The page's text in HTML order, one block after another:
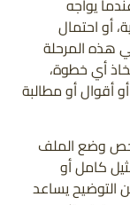
أو احتمال
هذه المرحلة
أي خطوة،
أقوال أو مطالبة
وضع الملف
كامل أو
التوضيح يساعد